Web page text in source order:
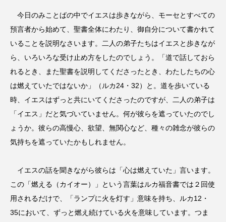
今日のみことばの中でイエスは歩きながら、モーセとすべての
預言者から始めて、聖書全体にわたり、御自分について書かれて
いることを説明なさいます。二人の弟子たちはイエスと歩きなが
ら、いろいろな受け止め方をしたのでしょう。「道で話しておら
れるとき、また聖書を説明してくださったとき、わたしたちの心
は燃えていたではないか」（ルカ24・32）と。道を歩いている
時、イエスはずっと共にいてくださったのですが、二人の弟子は
「イエス」だと気づいていません。何が彼らを遮っていたのでし
ょうか。彼らの高慢心、欲望、無関心など、種々の雑念が彼らの
気持ちを遮っていたかもしれません。
イエスの話を聞きながら彼らは「心は燃えていた」言います。
この「燃える（カイオー）」という言葉はルカ福音書では２回使
用されるだけで、「ランプに火を灯す」意味を持ち、ルカ12・
35において、ずっと燃え続けている火を意味しています。つま